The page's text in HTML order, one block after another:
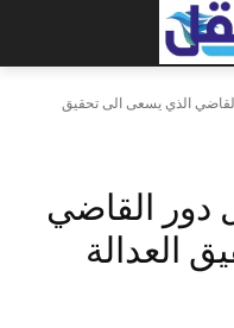
القاضي الذي يسعى الى تحقيق
دور القاضي
العدالة